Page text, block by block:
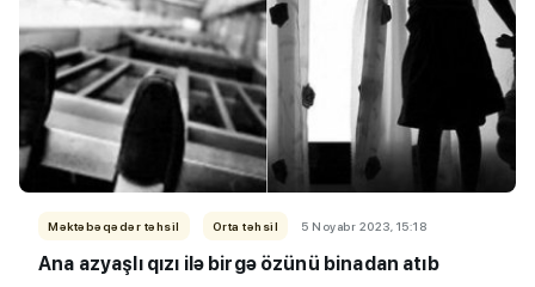
Məktəbəqədər təhsil Orta təhsil 5 Noyabr 2023, 15:18
Ana azyaşlı qızı ilə birgə özünü binadan atıb